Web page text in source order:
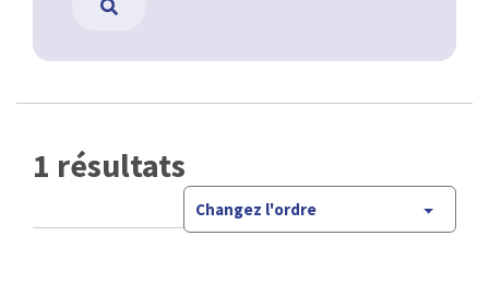
1 résultats
Changez l'ordre